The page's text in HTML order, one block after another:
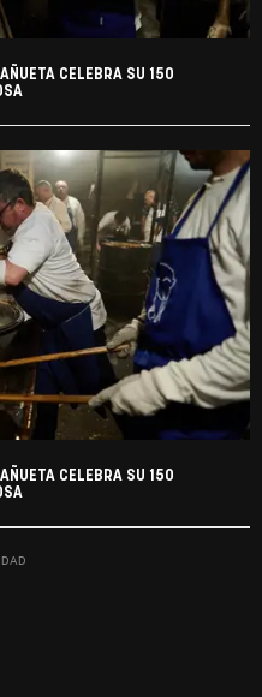
CELEBRA SU 150
CELEBRA SU 150